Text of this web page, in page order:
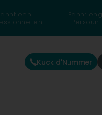
een
Fannt eng
Persoun
Kuck d'Nummer